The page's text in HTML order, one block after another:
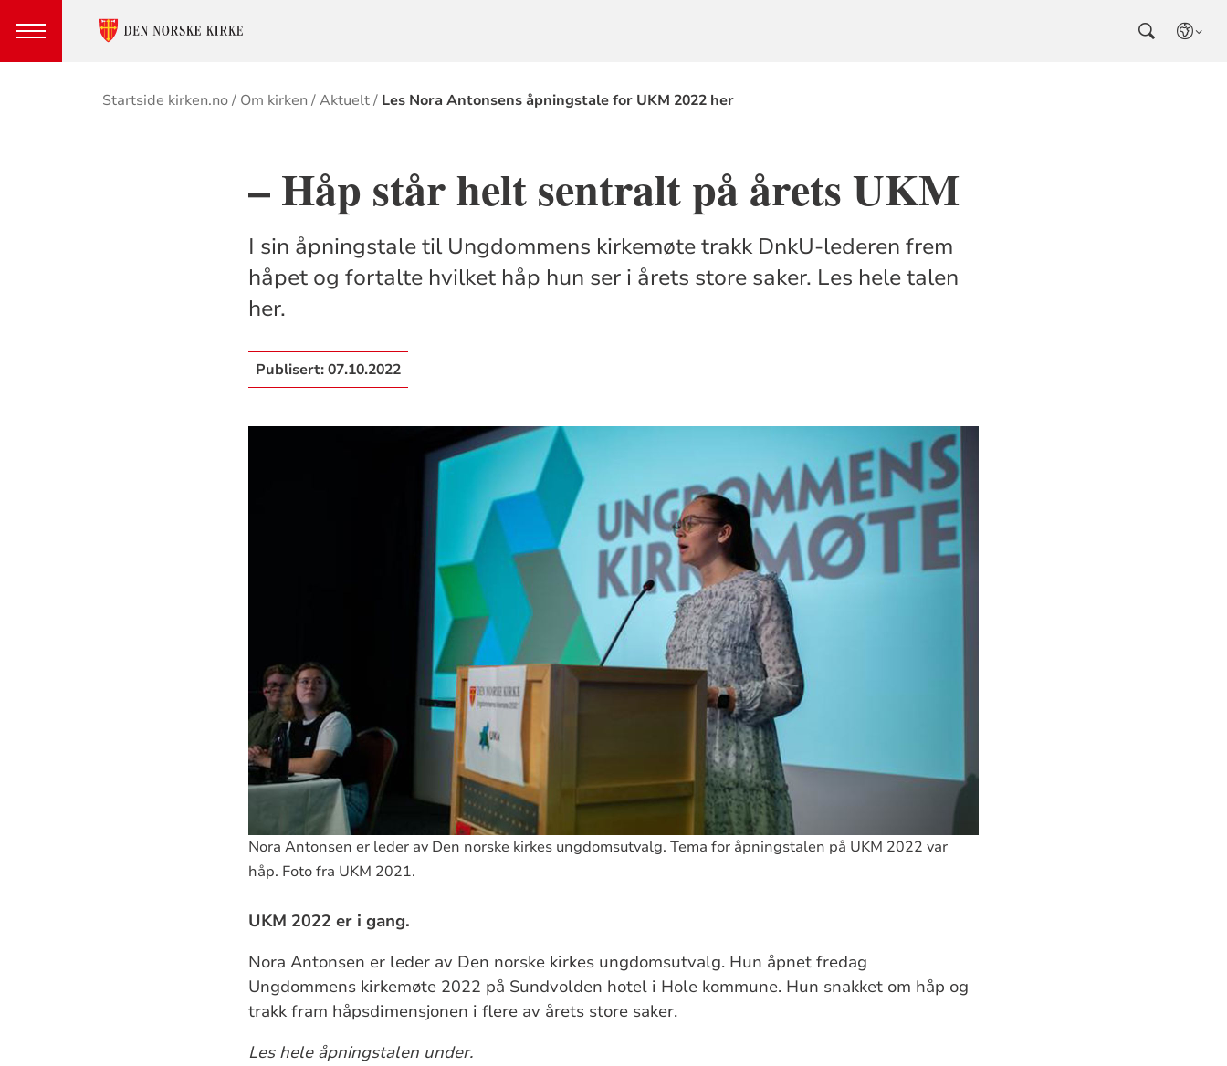
Brødsmulesti
Startside kirken.no Om kirken Aktuelt Les Nora Antonsens åpningstale for UKM 2022 her
– Håp står helt sentralt på årets UKM
I sin åpningstale til Ungdommens kirkemøte trakk DnkU-lederen frem
håpet og fortalte hvilket håp hun ser i årets store saker. Les hele talen
her.
Publisert:07.10.2022
Nora Antonsen er leder av Den norske kirkes ungdomsutvalg. Tema for åpningstalen på UKM 2022 var
håp. Foto fra UKM 2021.
UKM 2022 er i gang.
Nora Antonsen er leder av Den norske kirkes ungdomsutvalg. Hun åpnet fredag
Ungdommens kirkemøte 2022 på Sundvolden hotel i Hole kommune. Hun snakket om håp og
trakk fram håpsdimensjonen i flere av årets store saker.
Les hele åpningstalen under.